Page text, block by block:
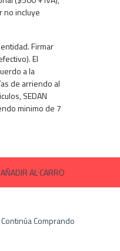
no incluye
Firmar
El
a la
de arriendo al
SEDAN
minimo de 7
Continúa Comprando